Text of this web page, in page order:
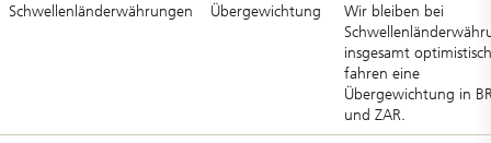
Schwellenländerwährungen Übergewichtung
Wir bleiben bei
insgesamt
fahren eine
Übergewichtung in
und ZAR.